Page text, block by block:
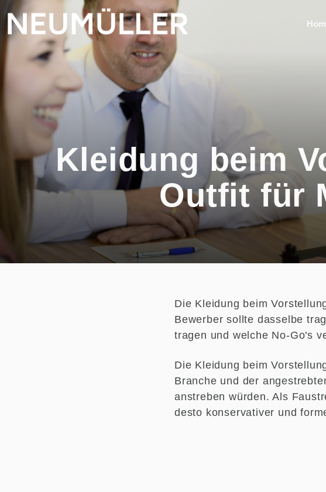
Kleidung beim
Outfit für
Die Kleidung beim
Bewerber sollte dasselbe
tragen und welche No-Go's
Die Kleidung beim
Branche und der
anstreben würden. Als
desto konservativer und